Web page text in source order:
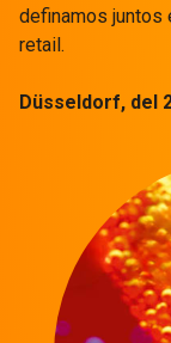
definamos juntos
retail.
Düsseldorf, del